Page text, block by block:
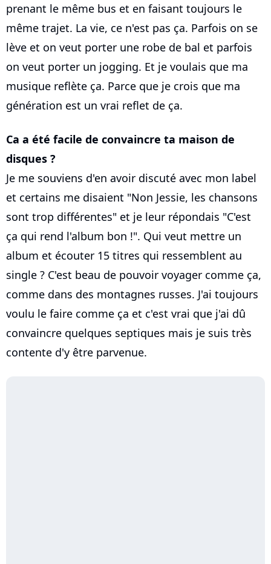
prenant le même bus et en faisant toujours le
même trajet. La vie, ce n'est pas ça. Parfois on se
lève et on veut porter une robe de bal et parfois
on veut porter un jogging. Et je voulais que ma
musique reflète ça. Parce que je crois que ma
génération est un vrai reflet de ça.
Ca a été facile de convaincre ta maison de
disques ?
Je me souviens d'en avoir discuté avec mon label
et certains me disaient "Non Jessie, les chansons
sont trop différentes" et je leur répondais "C'est
ça qui rend l'album bon !". Qui veut mettre un
album et écouter 15 titres qui ressemblent au
single ? C'est beau de pouvoir voyager comme ça,
comme dans des montagnes russes. J'ai toujours
voulu le faire comme ça et c'est vrai que j'ai dû
convaincre quelques septiques mais je suis très
contente d'y être parvenue.